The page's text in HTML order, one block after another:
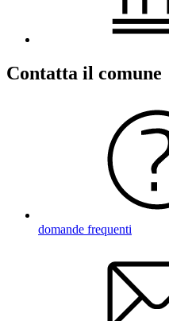
Contatta il comune
domande frequenti